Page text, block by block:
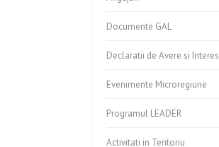
Documente GAL
Declaratii de Avere si Interes
Evenimente Microregiune
Programul LEADER
Activitati in Teritoriu